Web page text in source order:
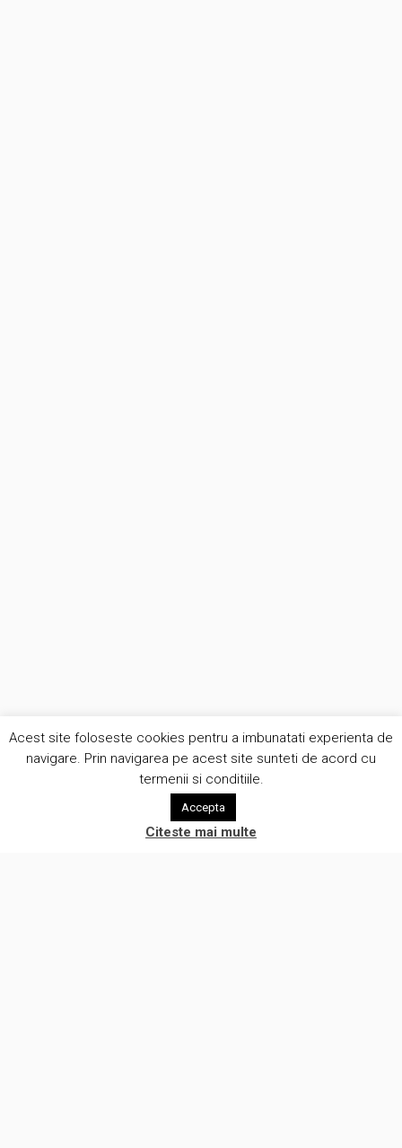
Acest site foloseste cookies pentru a imbunatati experienta de
navigare. Prin navigarea pe acest site sunteti de acord cu
termenii si conditiile.
Accepta
Citeste mai multe